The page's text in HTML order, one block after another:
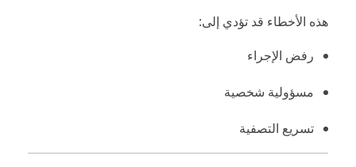
هذه الأخطاء قد تؤدي إلى:
رفض الإجراء
مسؤولية شخصية
تسريع التصفية